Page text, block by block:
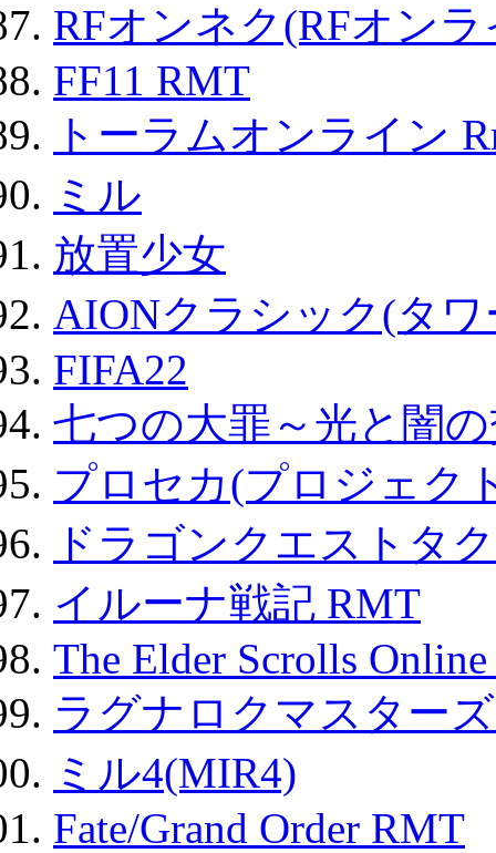
RFオンネク(RFオン
FF11 RMT
トーラムオンライン
ミル
放置少女
AIONクラシック(タ
FIFA22
七つの大罪～光と闇
プロセカ(プロジェク
ドラゴンクエストタ
イルーナ戦記 RMT
The Elder Scrolls
ラグナロクマスター
ミル4(MIR4)
Fate/Grand Order RMT